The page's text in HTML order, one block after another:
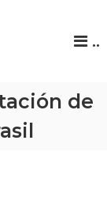
..
de